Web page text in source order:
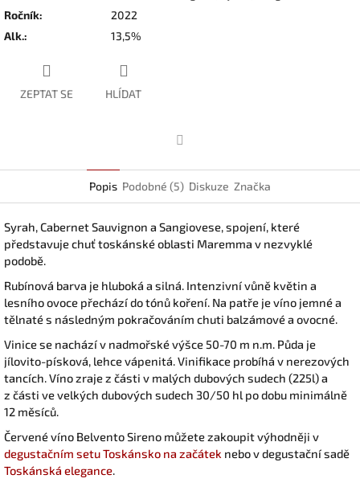
Ročník:
2022
Alk.: 13,5%
ZEPTAT SE HLÍDAT
Popis Podobné (5) Diskuze Značka
Syrah, Cabernet Sauvignon a Sangiovese, spojení, které
představuje chuť toskánské oblasti Maremma v nezvyklé
podobě.
Rubínová barva je hluboká a silná. Intenzivní vůně květin a
lesního ovoce přechází do tónů koření. Na patře je víno jemné a
tělnaté s následným pokračováním chuti balzámové a ovocné.
Vinice se nachází v nadmořské výšce 50-70 m n.m. Půda je
jílovito-písková, lehce vápenitá. Vinifikace probíhá v nerezových
tancích. Víno zraje z části v malých dubových sudech (225l) a
z části ve velkých dubových sudech 30/50 hl po dobu minimálně
12 měsíců.
Červené víno Belvento Sireno můžete zakoupit výhodněji v
degustačním setu Toskánsko na začátek nebo v degustační sadě
Toskánská elegance.